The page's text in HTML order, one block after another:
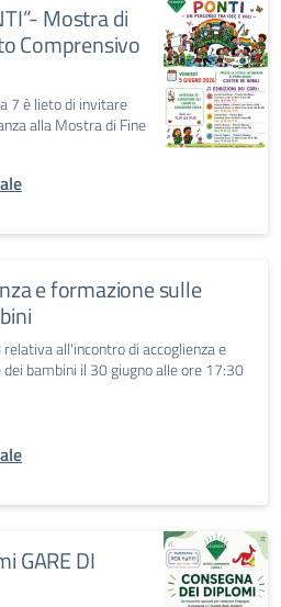
Mostra di
Comprensivo
7 è lieto di invitare
alla Mostra di Fine
e formazione sulle
all'incontro di accoglienza e
bambini il 30 giugno alle ore 17:30
GARE DI